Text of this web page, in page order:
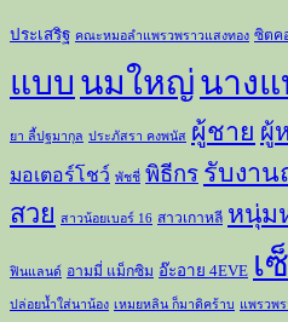
ประเสริฐ คณะหมอลำแพรวพราวแสงทอง ซิตค
แบบ นมใหญ่นาง
ยา ลี้ปฐมากุล ประภัสรา คงพนัส ผู้ชาย ผู้
มอเตอร์โชว์ พัชชี่ พิธีกร รับงา
สวย สาวน้อยเบอร์ 16 สาวเกาหลี หนุ่ม
ฟินแลนด์ อามมี่ แม็กซิม อ๊ะอาย 4EVE เ
ปล่อยน้ำใส่นาน้อง เหมยหลิน ก็มาดิคร้าบ แพรวพ